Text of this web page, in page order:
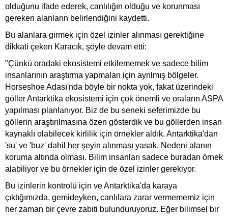
olduğunu ifade ederek, canlılığın olduğu ve korunması
gereken alanların belirlendiğini kaydetti.
Bu alanlara girmek için özel izinler alınması gerektiğine
dikkati çeken Karacık, şöyle devam etti:
"Çünkü oradaki ekosistemi etkilememek ve sadece bilim
insanlarının araştırma yapmaları için ayrılmış bölgeler.
Horseshoe Adası'nda böyle bir nokta yok, fakat üzerindeki
göller Antarktika ekosistemi için çok önemli ve oraların ASPA
yapılması planlanıyor. Biz de bu seneki seferimizde bu
göllerin araştırılmasına özen gösterdik ve bu göllerden insan
kaynaklı olabilecek kirlilik için örnekler aldık. Antarktika'dan
'su' ve 'buz' dahil her şeyin alınması yasak. Nedeni alanın
koruma altında olması. Bilim insanları sadece buradan örnek
alabiliyor ve bu örnekler için de özel izinler gerekiyor.
Bu izinlerin kontrolü için ve Antarktika'da karaya
çıktığımızda, gemideyken, canlılara zarar vermememiz için
her zaman bir çevre zabiti bulunduruyoruz. Eğer bilimsel bir